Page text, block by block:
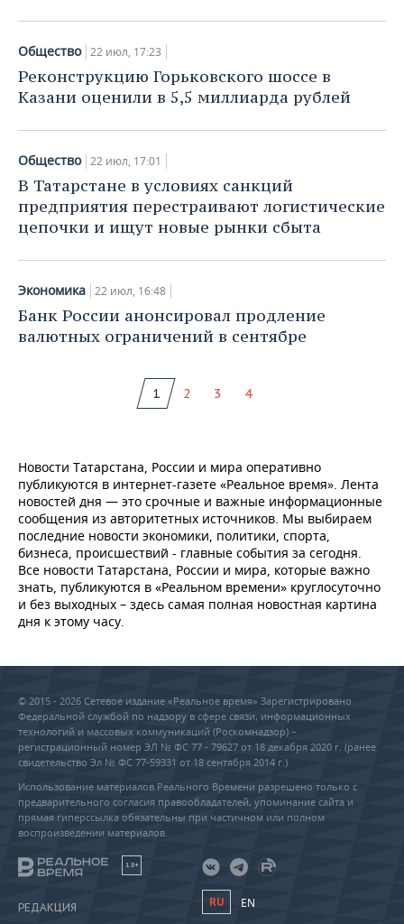
Общество 22 июл, 17:23
Реконструкцию Горьковского шоссе в
Казани оценили в 5,5 миллиарда рублей
Общество 22 июл, 17:01
В Татарстане в условиях санкций
предприятия перестраивают логистические
цепочки и ищут новые рынки сбыта
Экономика 22 июл, 16:48
Банк России анонсировал продление
валютных ограничений в сентябре
1 2 3 4
Новости Татарстана, России и мира оперативно
публикуются в интернет-газете «Реальное время». Лента
новостей дня — это срочные и важные информационные
сообщения из авторитетных источников. Мы выбираем
последние новости экономики, политики, спорта,
бизнеса, происшествий - главные события за сегодня.
Все новости Татарстана, России и мира, которые важно
знать, публикуются в «Реальном времени» круглосуточно
и без выходных – здесь самая полная новостная картина
дня к этому часу.
© 2015 - 2026 Сетевое издание «Реальное время» Зарегистрировано
Федеральной службой по надзору в сфере связи, информационных
технологий и массовых коммуникаций (Роскомнадзор) –
регистрационный номер ЭЛ № ФС 77 - 79627 от 18 декабря 2020 г. (ранее
свидетельство Эл № ФС 77-59331 от 18 сентября 2014 г.)
Использование материалов Реального Времени разрешено только с
предварительного согласия правообладателей, упоминание сайта и
прямая гиперссылка обязательны при частичном или полном
воспроизведении материалов.
18+
РЕДАКЦИЯ
RU EN